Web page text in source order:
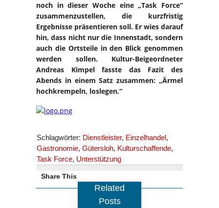
noch in dieser Woche eine „Task Force“
zusammenzustellen, die kurzfristig
Ergebnisse präsentieren soll. Er wies darauf
hin, dass nicht nur die Innenstadt, sondern
auch die Ortsteile in den Blick genommen
werden sollen. Kultur-Beigeordneter
Andreas Kimpel fasste das Fazit des
Abends in einem Satz zusammen: „Ärmel
hochkrempeln, loslegen.“
Schlagwörter: Dienstleister, Einzelhandel,
Gastronomie, Gütersloh, Kulturschaffende,
Task Force, Unterstützung
Share This
Related
Posts